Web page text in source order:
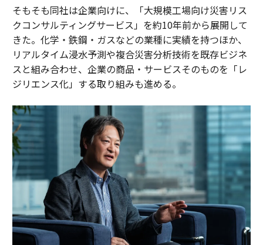
そもそも同社は企業向けに、「大規模工場向け災害リス
クコンサルティングサービス」を約10年前から展開して
きた。化学・鉄鋼・ガスなどの業種に実績を持つほか、
リアルタイム浸水予測や複合災害分析技術を既存ビジネ
スと組み合わせ、企業の商品・サービスそのものを「レ
ジリエンス化」する取り組みも進める。